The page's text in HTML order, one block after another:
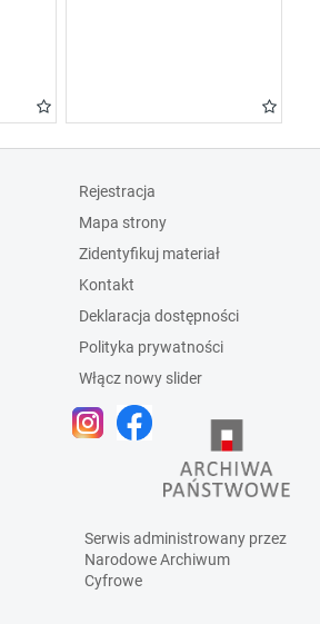
Rejestracja
Mapa strony
Zidentyfikuj materiał
Kontakt
Deklaracja dostępności
Polityka prywatności
Włącz nowy slider
Serwis administrowany przez
Narodowe Archiwum
Cyfrowe